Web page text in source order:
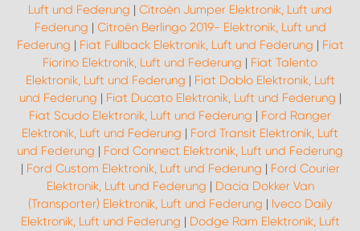
Luft und Federung | Citroën Jumper Elektronik, Luft und
Federung | Citroën Berlingo 2019- Elektronik, Luft und
Federung | Fiat Fullback Elektronik, Luft und Federung | Fiat
Fiorino Elektronik, Luft und Federung | Fiat Talento
Elektronik, Luft und Federung | Fiat Doblo Elektronik, Luft
und Federung | Fiat Ducato Elektronik, Luft und Federung |
Fiat Scudo Elektronik, Luft und Federung | Ford Ranger
Elektronik, Luft und Federung | Ford Transit Elektronik, Luft
und Federung | Ford Connect Elektronik, Luft und Federung
| Ford Custom Elektronik, Luft und Federung | Ford Courier
Elektronik, Luft und Federung | Dacia Dokker Van
(Transporter) Elektronik, Luft und Federung | Iveco Daily
Elektronik, Luft und Federung | Dodge Ram Elektronik, Luft